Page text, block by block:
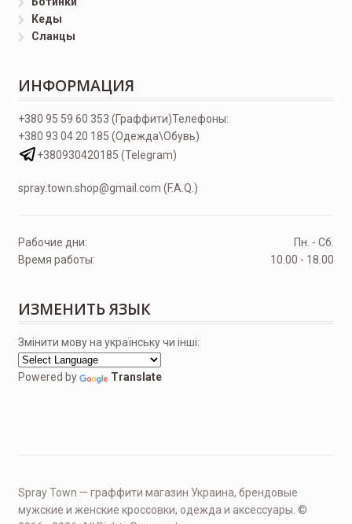
Кеды
Сланцы
ИНФОРМАЦИЯ
Телефоны:
+380 95 59 60 353 (Граффити)
+380 93 04 20 185 (Одежда\Обувь)
+380930420185 (Telegram)
spray.town.shop@gmail.com (F.A.Q.)
Рабочие дни:
Пн. - Сб.
Время работы:
10.00 - 18.00
ИЗМЕНИТЬ ЯЗЫК
Змінити мову на українську чи інші:
Powered by Translate
Spray Town — граффити магазин Украина, брендовые
мужские и женские кроссовки, одежда и аксессуары. ©